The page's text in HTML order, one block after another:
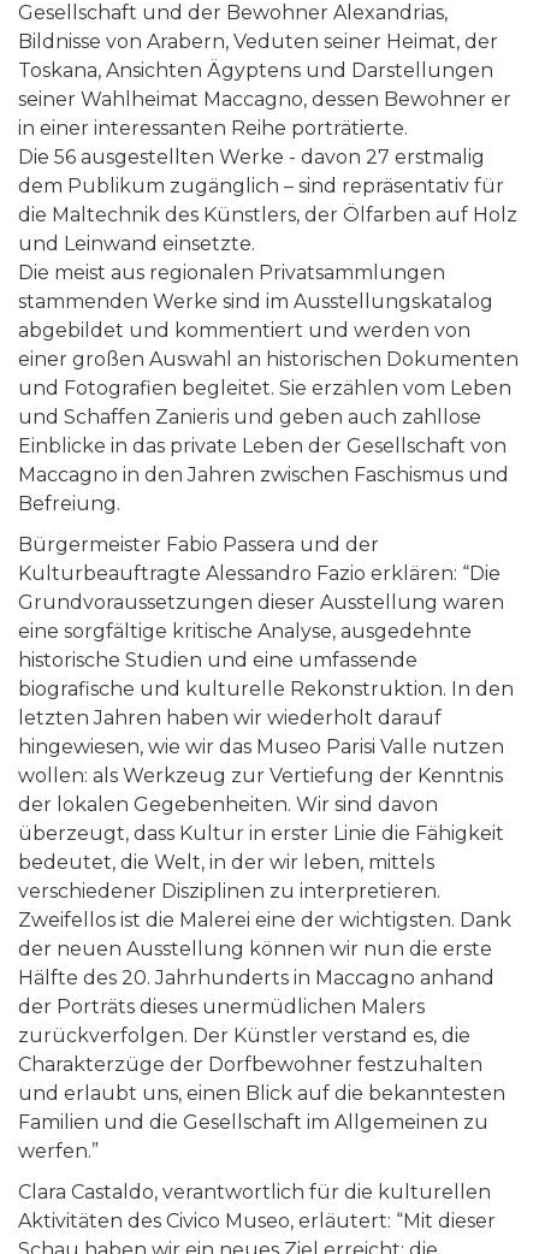
Gesellschaft und der Bewohner Alexandrias,
Bildnisse von Arabern, Veduten seiner Heimat, der
Toskana, Ansichten Ägyptens und Darstellungen
seiner Wahlheimat Maccagno, dessen Bewohner er
in einer interessanten Reihe porträtierte.
Die 56 ausgestellten Werke - davon 27 erstmalig
dem Publikum zugänglich – sind repräsentativ für
die Maltechnik des Künstlers, der Ölfarben auf Holz
und Leinwand einsetzte.
Die meist aus regionalen Privatsammlungen
stammenden Werke sind im Ausstellungskatalog
abgebildet und kommentiert und werden von
einer großen Auswahl an historischen Dokumenten
und Fotografien begleitet. Sie erzählen vom Leben
und Schaffen Zanieris und geben auch zahllose
Einblicke in das private Leben der Gesellschaft von
Maccagno in den Jahren zwischen Faschismus und
Befreiung.
Bürgermeister Fabio Passera und der
Kulturbeauftragte Alessandro Fazio erklären: “Die
Grundvoraussetzungen dieser Ausstellung waren
eine sorgfältige kritische Analyse, ausgedehnte
historische Studien und eine umfassende
biografische und kulturelle Rekonstruktion. In den
letzten Jahren haben wir wiederholt darauf
hingewiesen, wie wir das Museo Parisi Valle nutzen
wollen: als Werkzeug zur Vertiefung der Kenntnis
der lokalen Gegebenheiten. Wir sind davon
überzeugt, dass Kultur in erster Linie die Fähigkeit
bedeutet, die Welt, in der wir leben, mittels
verschiedener Disziplinen zu interpretieren.
Zweifellos ist die Malerei eine der wichtigsten. Dank
der neuen Ausstellung können wir nun die erste
Hälfte des 20. Jahrhunderts in Maccagno anhand
der Porträts dieses unermüdlichen Malers
zurückverfolgen. Der Künstler verstand es, die
Charakterzüge der Dorfbewohner festzuhalten
und erlaubt uns, einen Blick auf die bekanntesten
Familien und die Gesellschaft im Allgemeinen zu
werfen.”
Clara Castaldo, verantwortlich für die kulturellen
Aktivitäten des Civico Museo, erläutert: “Mit dieser